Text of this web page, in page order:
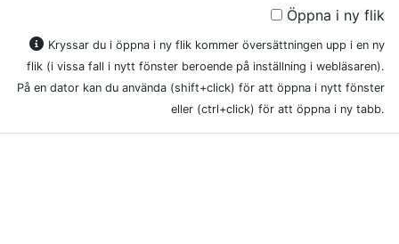
Öppna i ny flik
Kryssar du i öppna i ny flik kommer översättningen upp i en ny
flik (i vissa fall i nytt fönster beroende på inställning i webläsaren).
På en dator kan du använda (shift+click) för att öppna i nytt fönster
eller (ctrl+click) för att öppna i ny tabb.